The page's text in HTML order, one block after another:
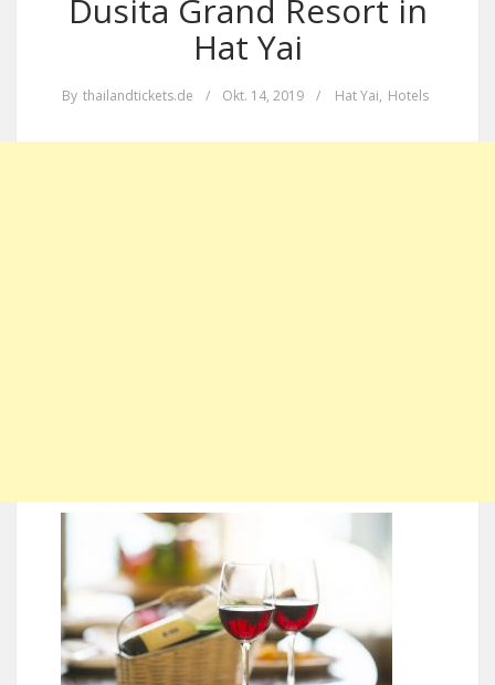
Dusita Grand Resort in
Hat Yai
By thailandtickets.de / Okt. 14, 2019 / Hat Yai, Hotels